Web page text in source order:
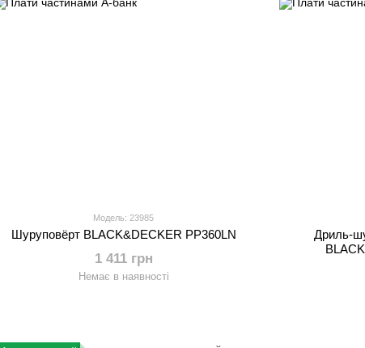
Модель: 23985
Шуруповёрт BLACK&DECKER PP360LN
1 411 грн
Немає в наявності
Дриль-